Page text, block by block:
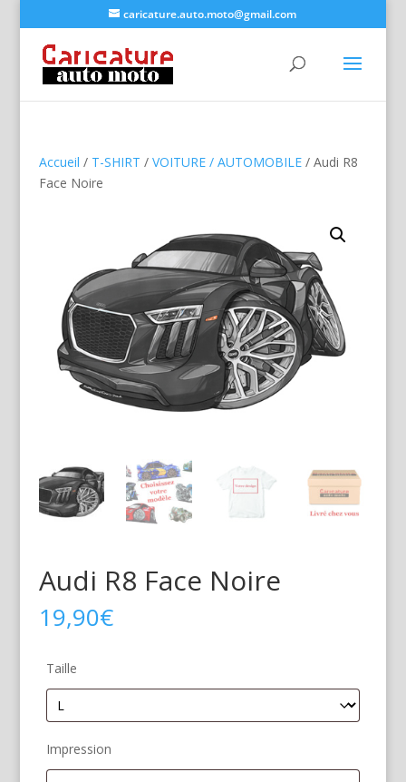
caricature.auto.moto@gmail.com
Accueil / T-SHIRT / VOITURE / AUTOMOBILE/ Audi R8
Face Noire
Audi R8 Face Noire
19,90€
Taille
Impression